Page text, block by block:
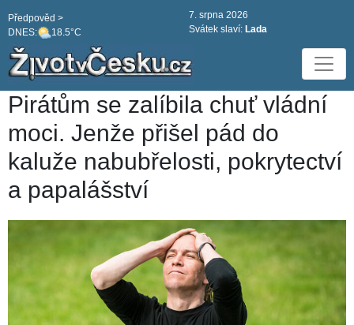
DNES: 18.5°C
Předpověd >
7. srpna 2026
Svátek slaví: Lada
Pirátům se zalíbila chuť vládní
moci. Jenže přišel pád do
kaluže nabubřelosti, pokrytectví
a papalášství